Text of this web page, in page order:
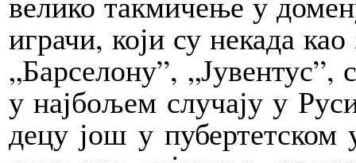
играчи, који су некада
„Барселону”, „Јувентус”,
у најбољем случају у
децу још у пубертетском